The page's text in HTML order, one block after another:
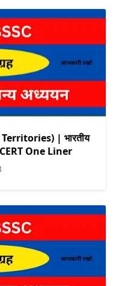
| भारतीय
One Liner